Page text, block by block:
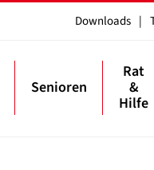
Downloads |
Senioren
Rat
&
Hilfe